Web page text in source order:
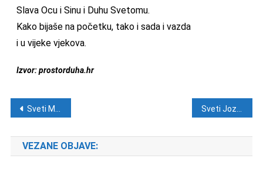
Slava Ocu i Sinu i Duhu Svetomu.
Kako bijaše na početku, tako i sada i vazda
i u vijeke vjekova.
Izvor: prostorduha.hr
Navigacija objava
Sveti Martin
VEZANE OBJAVE: